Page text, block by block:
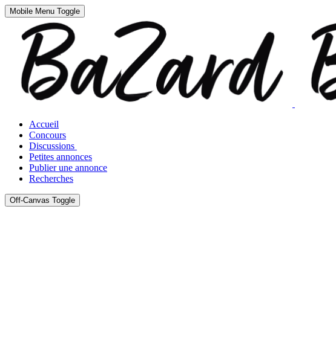
Mobile Menu Toggle
Accueil
Concours
Discussions
Petites annonces
Publier une annonce
Recherches
Off-Canvas Toggle